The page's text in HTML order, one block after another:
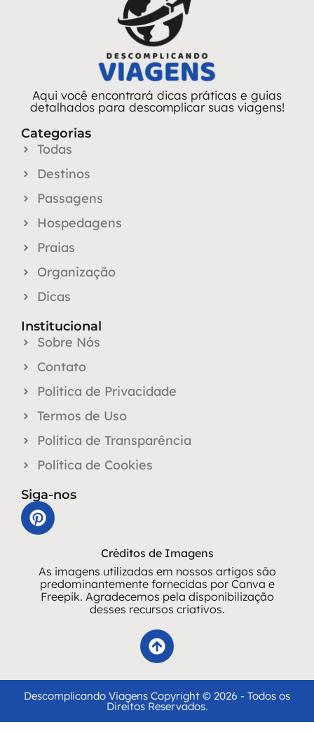
Aqui você encontrará dicas práticas e guias
detalhados para descomplicar suas viagens!
Categorias
Todas
Destinos
Passagens
Hospedagens
Praias
Organização
Dicas
Institucional
Sobre Nós
Contato
Política de Privacidade
Termos de Uso
Política de Transparência
Política de Cookies
Siga-nos
Créditos de Imagens
As imagens utilizadas em nossos artigos são
predominantemente fornecidas por Canva e
Freepik. Agradecemos pela disponibilização
desses recursos criativos.
Descomplicando Viagens Copyright © 2026 - Todos os
Direitos Reservados.